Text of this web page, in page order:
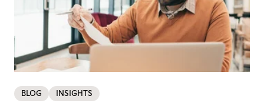
BLOG INSIGHTS